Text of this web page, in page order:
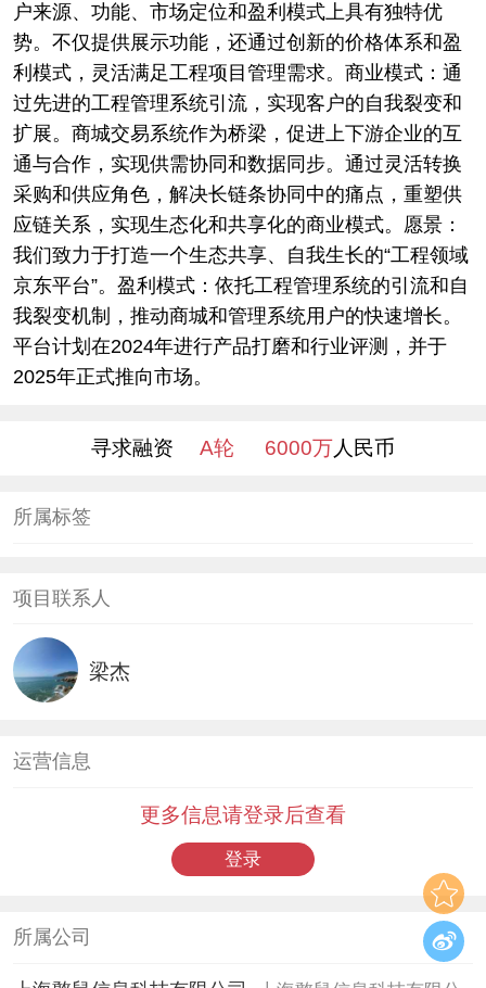
户来源、功能、市场定位和盈利模式上具有独特优
势。不仅提供展示功能，还通过创新的价格体系和盈
利模式，灵活满足工程项目管理需求。商业模式：通
过先进的工程管理系统引流，实现客户的自我裂变和
扩展。商城交易系统作为桥梁，促进上下游企业的互
通与合作，实现供需协同和数据同步。通过灵活转换
采购和供应角色，解决长链条协同中的痛点，重塑供
应链关系，实现生态化和共享化的商业模式。愿景：
我们致力于打造一个生态共享、自我生长的“工程领域
京东平台”。盈利模式：依托工程管理系统的引流和自
我裂变机制，推动商城和管理系统用户的快速增长。
平台计划在2024年进行产品打磨和行业评测，并于
2025年正式推向市场。
寻求融资 A轮 6000万人民币
所属标签
项目联系人
梁杰
运营信息
更多信息请登录后查看
登录
所属公司